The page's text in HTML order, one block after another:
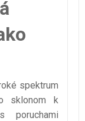
spektrum
sklonom k
poruchami